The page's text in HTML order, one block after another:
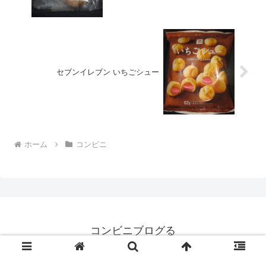
セブンイレブン いちごシュー
ホーム コンビニ
コンビニブログる
© 2008 コンビニブログる.